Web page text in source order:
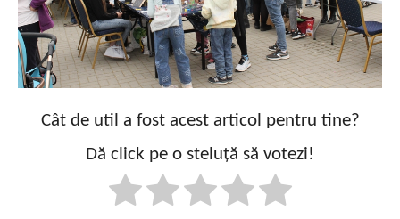
Cât de util a fost acest articol pentru tine?
Dă click pe o steluță să votezi!